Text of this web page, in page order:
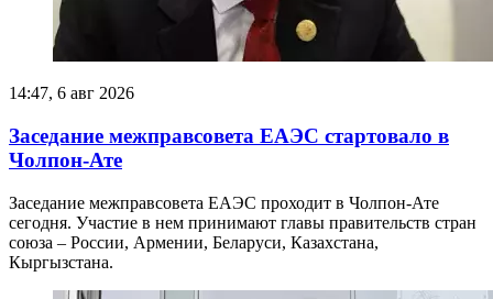
14:47, 6 авг 2026
Заседание межправсовета ЕАЭС стартовало в
Чолпон-Ате
Заседание межправсовета ЕАЭС проходит в Чолпон-Ате
сегодня. Участие в нем принимают главы правительств стран
союза – России, Армении, Беларуси, Казахстана,
Кыргызстана.